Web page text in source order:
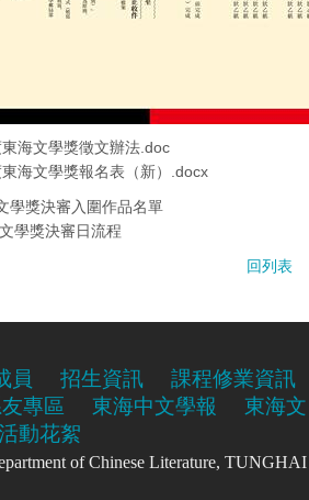
海文學獎徵文辦法.doc
海文學獎報名表（新）.docx
學獎決審入圍作品名單
學獎決審日流程
回列表
員 招生資訊
課程修業資訊
專區 東海中文學報
東海文
動花絮
of Chinese Literature, TUNGHAI